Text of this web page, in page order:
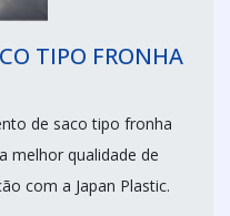
TIPO FRONHA
de saco tipo fronha
melhor qualidade de
com a Japan Plastic.